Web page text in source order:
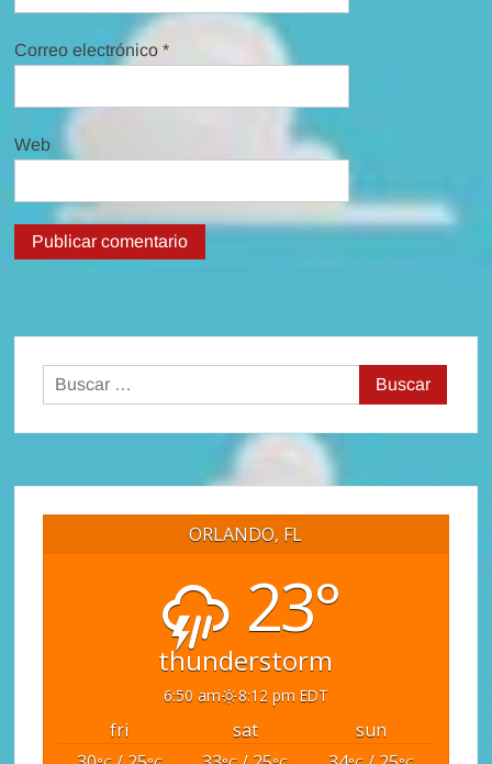
Correo electrónico*
Web
Buscar:
ORLANDO, FL
23°
thunderstorm
6:50 am 8:12 pm EDT
fri sat
sun